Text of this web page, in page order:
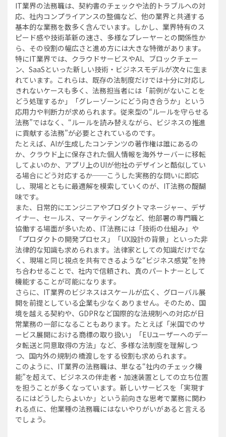
IT業界の法務職は、契約書のチェックや法的トラブルへの対
応、社内コンプライアンスの整備など、他の業界と共通する
基本的な業務を数多く含んでいます。しかし、業界特有のス
ピード感や技術革新の速さ、多様なプレーヤーとの関係性か
ら、その役割の幅広さと進め方には大きな特徴があります。
特にIT業界では、クラウドサービスやAI、ブロックチェー
ン、SaaSといった新しい技術・ビジネスモデルが次々に生ま
れています。これらは、既存の法制度だけでは十分に対応し
きれないケースも多く、法務担当者には「前例がないことを
どう処理するか」「グレーゾーンにどう向き合うか」という
応用力や判断力が求められます。従来型の“ルールを守らせる
法務”ではなく、“ルールを読み替えながら、ビジネスの推進
に貢献する法務”が必要とされているのです。
たとえば、AIが生成したコンテンツの著作権は誰にあるの
か、クラウド上に保存された個人情報を海外サーバーに移転
してよいのか、アプリ上のUIが他社のデザインと酷似してい
る場合にどう対応するか──こうした実務的な問いに即応
し、現場とともに最適解を模索していくのが、IT法務の醍醐
味です。
また、日常的にエンジニアやプロダクトマネージャー、デザ
イナー、セールス、マーケティングなど、他部署の専門職と
協働する場面が多いため、IT法務には「技術の仕組み」や
「プロダクトの開発プロセス」「UX設計の背景」といった非
法律的な知識も求められます。法律家としての知識だけでな
く、現場と同じ視点を共有できるような“ビジネス感覚”を持
ち合わせることで、社内で信頼され、真のパートナーとして
機能することが可能になります。
さらに、IT業界のビジネスはスケールが広く、グローバル展
開を前提としている企業も少なくありません。そのため、国
境を越える契約や、GDPRなど国際的な法規制への対応が日
常業務の一部になることもあります。たとえば「米国でのサ
ービス展開における商標の取り扱い」「EUユーザーへのデー
タ転送と同意取得の方法」など、多様な法制度を理解しつ
つ、国内外の規制の橋渡しをする役割も求められます。
このように、IT業界の法務職は、単なる“社内のチェック機
能”を超えて、ビジネスの伴走者・加速装置としての立ち位置
を担うことが多くなっています。新しいサービスを「実現す
るにはどうしたらよいか」という前向きな思考で業務に関わ
れる点に、他業種の法務職にはないやりがいがあると言える
でしょう。